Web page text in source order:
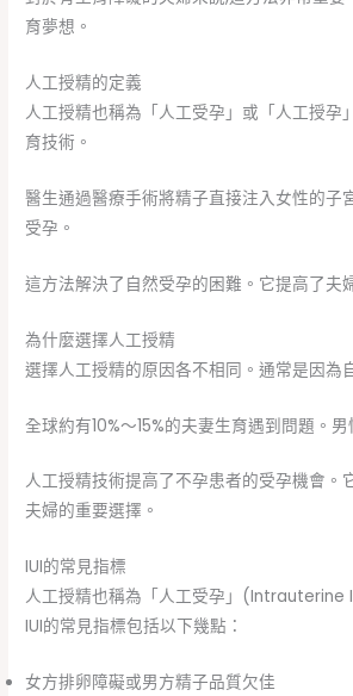
育夢想。
人工授精的定義
人工授精也稱為「人工受孕」或「人工授孕
育技術。
醫生通過醫療手術將精子直接注入女性的子
受孕。
這方法解決了自然受孕的困難。它提高了夫
為什麼選擇人工授精
選擇人工授精的原因各不相同。通常是因為
全球約有10%〜15%的夫妻生育遇到問題。
人工授精技術提高了不孕患者的受孕機會。
夫婦的重要選擇。
IUI的常見指標
人工授精也稱為「人工受孕」(Intrauterine
IUI的常見指標包括以下幾點：
女方排卵障礙或男方精子品質欠佳